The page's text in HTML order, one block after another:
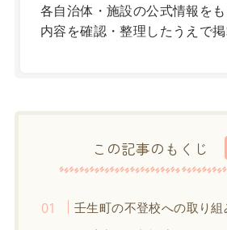
各自治体・施設の公式情報を
内容を確認・整理したうえで掲
この記事のもくじ
壬生町の不登校への取り組